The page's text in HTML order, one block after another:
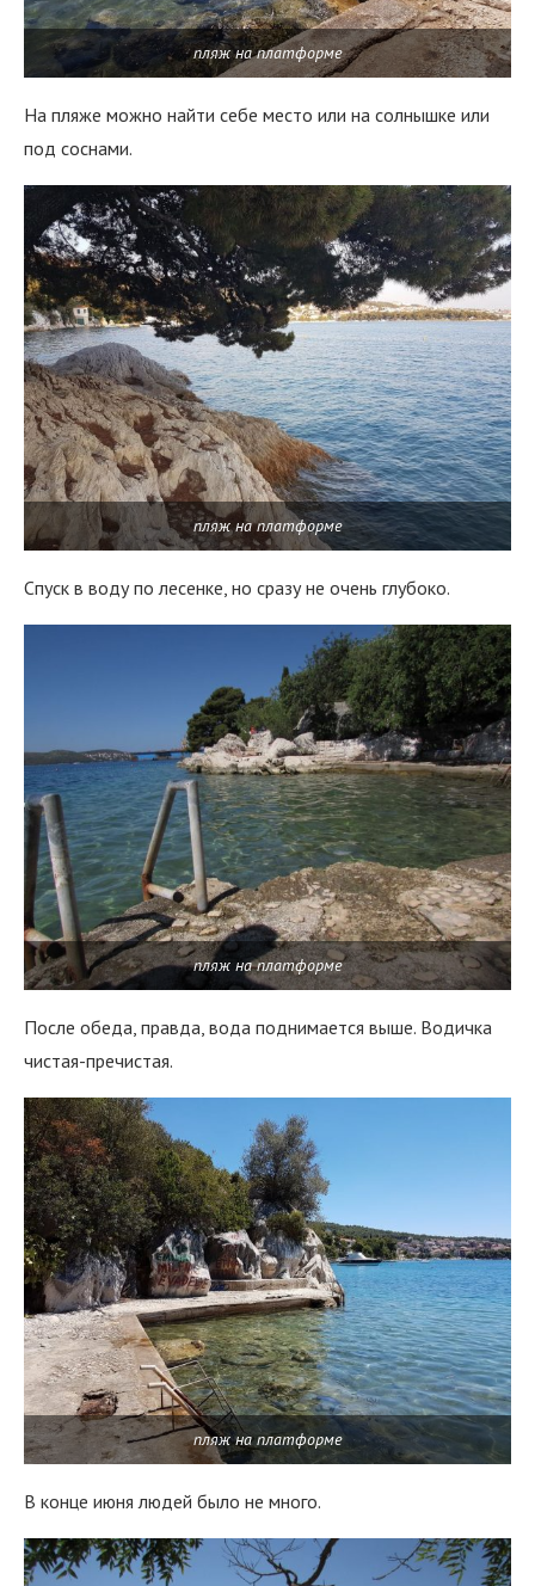
пляж на платформе
На пляже можно найти себе место или на солнышке или
под соснами.
пляж на платформе
Спуск в воду по лесенке, но сразу не очень глубоко.
пляж на платформе
После обеда, правда, вода поднимается выше. Водичка
чистая-пречистая.
пляж на платформе
В конце июня людей было не много.